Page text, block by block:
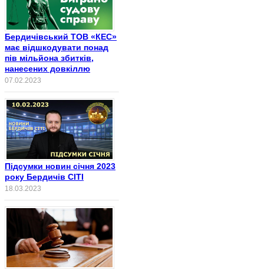
Бердичівський ТОВ «КЕС»
має відшкодувати понад
пів мільйона збитків,
нанесених довкіллю
07.02.2023
Підсумки новин січня 2023
року Бердичів СІТІ
18.03.2023